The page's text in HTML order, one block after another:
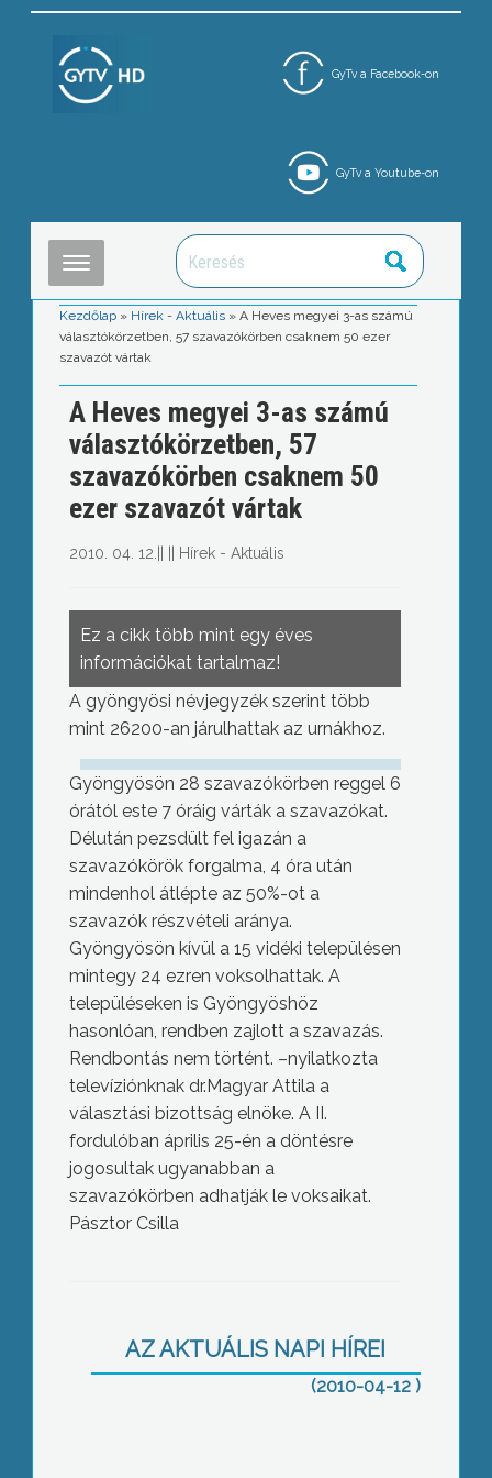
GyTv a Facebook-on
GyTv a Youtube-on
Kezdőlap » Hírek - Aktuális »A Heves megyei 3-as számú
választókörzetben, 57 szavazókörben csaknem 50 ezer
szavazót vártak
A Heves megyei 3-as számú
választókörzetben, 57
szavazókörben csaknem 50
ezer szavazót vártak
2010. 04. 12. Hírek - Aktuális
Ez a cikk több mint egy éves
információkat tartalmaz!
A gyöngyösi névjegyzék szerint több
mint 26200-an járulhattak az urnákhoz.
Gyöngyösön 28 szavazókörben reggel 6
órától este 7 óráig várták a szavazókat.
Délután pezsdült fel igazán a
szavazókörök forgalma, 4 óra után
mindenhol átlépte az 50%-ot a
szavazók részvételi aránya.
Gyöngyösön kívül a 15 vidéki településen
mintegy 24 ezren voksolhattak. A
településeken is Gyöngyöshöz
hasonlóan, rendben zajlott a szavazás.
Rendbontás nem történt. –nyilatkozta
televíziónknak dr.Magyar Attila a
választási bizottság elnöke. A II.
fordulóban április 25-én a döntésre
jogosultak ugyanabban a
szavazókörben adhatják le voksaikat.
Pásztor Csilla
AZ AKTUÁLIS NAPI HÍREI
(2010-04-12 )
választókörzetünkben az
országgyűlési képviselő választás
első fordulója